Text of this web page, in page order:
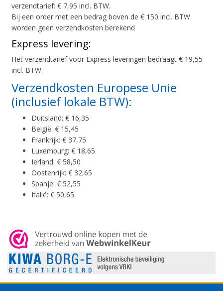
verzendtarief: € 7,95 incl. BTW.
Bij een order met een bedrag boven de € 150 incl. BTW
worden geen verzendkosten berekend
Express levering:
Het verzendtarief voor Express leveringen bedraagt € 19,55
incl. BTW.
Verzendkosten Europese Unie
(inclusief lokale BTW):
Duitsland: € 16,35
België: € 15,45
Frankrijk: € 37,75
Luxemburg: € 18,65
Ierland: € 58,50
Oostenrijk: € 32,65
Spanje: € 52,55
Italië: € 50,65